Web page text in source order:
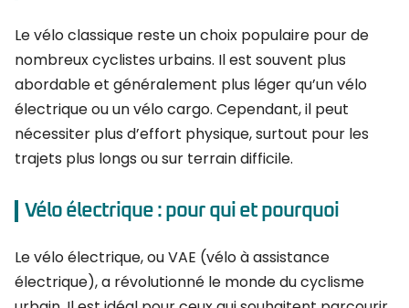
Le vélo classique reste un choix populaire pour de
nombreux cyclistes urbains. Il est souvent plus
abordable et généralement plus léger qu’un vélo
électrique ou un vélo cargo. Cependant, il peut
nécessiter plus d’effort physique, surtout pour les
trajets plus longs ou sur terrain difficile.
Vélo électrique : pour qui et pourquoi
Le vélo électrique, ou VAE (vélo à assistance
électrique), a révolutionné le monde du cyclisme